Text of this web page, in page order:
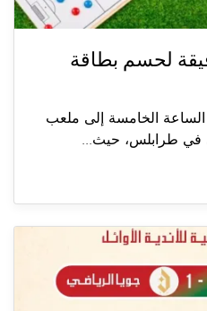
الشمال 90 دقيقة لحسم بطاقة
الساعة الخامسة إلى ملعب
في طرابلس، حيث...